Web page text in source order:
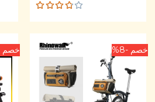
Rated
3.75
out of
5 خصم -8% خصم -